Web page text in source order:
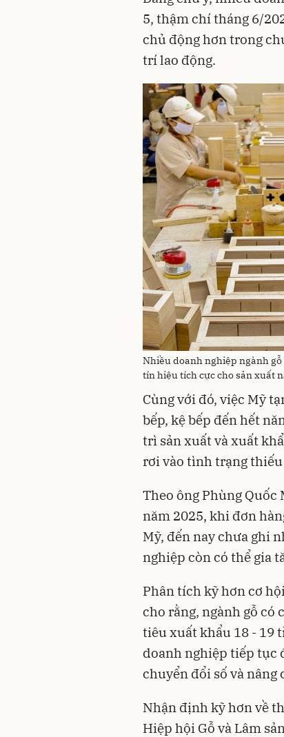
5, thậm chí tháng 6/
chủ động hơn trong
trí lao động.
Nhiều doanh nghiệp ngành
tín hiệu tích cực cho sản xuất
Cùng với đó, việc Mỹ
bếp, kệ bếp đến hết
trì sản xuất và xuất
rơi vào tình trạng
Theo ông Phùng
năm 2025, khi đơn
Mỹ, đến nay chưa ghi
nghiệp còn có thể gia
Phân tích kỹ hơn cơ
cho rằng, ngành gỗ có
tiêu xuất khẩu 18 - 19
doanh nghiệp tiếp tục
chuyển đổi số và nâng
Nhận định kỹ hơn về
Hiệp hội Gỗ và Lâm